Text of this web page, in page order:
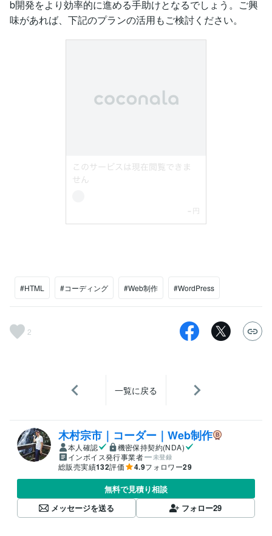
b開発をより効率的に進める手助けとなるでしょう。ご興
味があれば、下記のプランの活用もご検討ください。
#HTML #コーディング #Web制作 #WordPress
2
一覧に戻る
木村宗市｜コーダー｜Web制作
本人確認
機密保持契約(NDA)
インボイス発行事業者
未登録
総販売実績132評価 4.9フォロワー29
無料で見積り相談
メッセージを送る
フォロー29